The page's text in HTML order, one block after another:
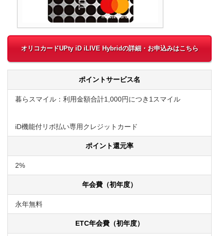
オリコカードUPty iD iLIVE Hybridの詳細・お申込みはこちら
ポイントサービス名
暮らスマイル：利用金額合計1,000円につき1スマイル
iD機能付リボ払い専用クレジットカード
ポイント還元率
2%
年会費（初年度）
永年無料
ETC年会費（初年度）